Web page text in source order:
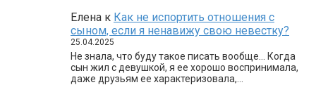
Елена к Как не испортить отношения с
сыном, если я ненавижу свою невестку?
25.04.2025
Не знала, что буду такое писать вообще… Когда
сын жил с девушкой, я ее хорошо воспринимала,
даже друзьям ее характеризовала,…